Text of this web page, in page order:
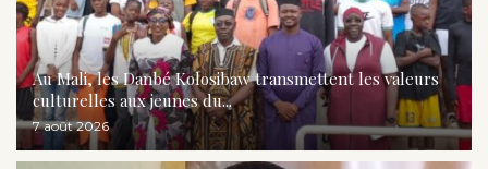
Au Mali, les Danbé Kolosibaw transmettent les valeurs
culturelles aux jeunes du...
7 août 2026